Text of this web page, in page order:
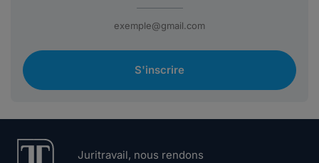
S'inscrire
Juritravail, nous rendons